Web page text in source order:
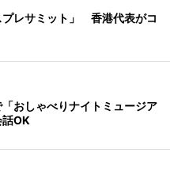
プレサミット」 香港代表がコ
おしゃべりナイトミュージア
OK